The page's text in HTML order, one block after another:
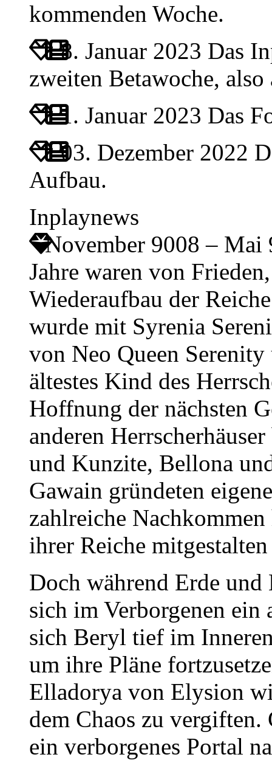
kommenden Woche.
8. Januar 2023 Das
zweiten Betawoche, also
1. Januar 2023 Das
03. Dezember 2022
Aufbau.
Inplaynews
November 9008 – Mai
Jahre waren von
Wiederaufbau der
wurde mit Syrenia
von Neo Queen
ältestes Kind des
Hoffnung der nächsten
anderen
und Kunzite, Bellona
Gawain gründeten
zahlreiche
ihrer Reiche
Doch während Erde
sich im Verborgenen ein
sich Beryl tief im
um ihre Pläne
Elladorya von Elysion
dem Chaos zu
ein verborgenes Portal